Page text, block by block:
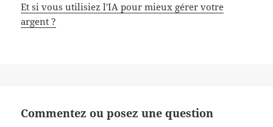
Et si vous utilisiez l'IA pour mieux gérer votre
argent ?
Commentez ou posez une question